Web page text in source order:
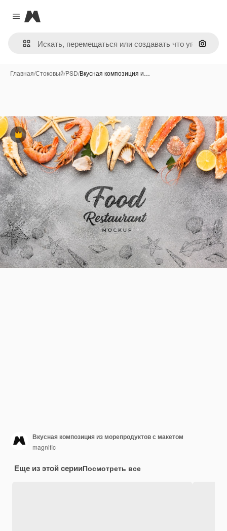
Close menu
Magnific
Поиск
Главная/Стоковый/PSD/Вкусная композиция и…
Премиум
Вкусная композиция из морепродуктов с макетом
magnific
Еще из этой серииПосмотреть все